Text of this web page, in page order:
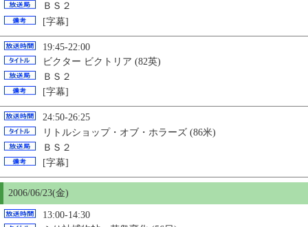
ＢＳ２
[字幕]
19:45-22:00
ビクター ビクトリア (82英)
ＢＳ２
[字幕]
24:50-26:25
リトルショップ・オブ・ホラーズ (86米)
ＢＳ２
[字幕]
2006/06/23(金)
13:00-14:30